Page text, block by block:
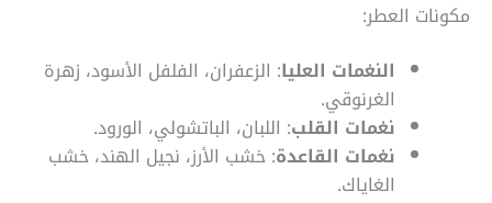
مكونات العطر:
النغمات العليا: الزعفران، الفلفل الأسود، زهرة
الغرنوقي.
نغمات القلب: اللبان، الباتشولي، الورود.
نغمات القاعدة: خشب الأرز، نجيل الهند، خشب
الغاياك.